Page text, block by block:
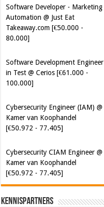
Software Developer - Marketing
Automation @ Just Eat
Takeaway.com [€50.000 -
80.000]
Software Development Engineer
in Test @ Cerios [€61.000 -
100.000]
Cybersecurity Engineer (IAM) @
Kamer van Koophandel
[€50.972 - 77.405]
Cybersecurity CIAM Engineer @
Kamer van Koophandel
[€50.972 - 77.405]
Kennispartners